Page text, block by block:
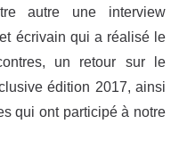
autre une interview
écrivain qui a réalisé le
un retour sur le
édition 2017, ainsi
qui ont participé à notre